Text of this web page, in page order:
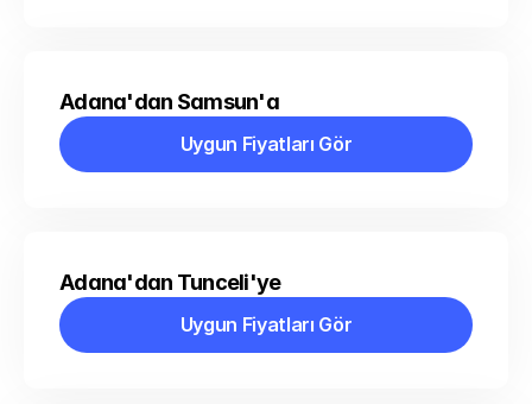
Adana'dan Samsun'a
Uygun Fiyatları Gör
Uygun Fiyatları Gör
Adana'dan Tunceli'ye
Uygun Fiyatları Gör
Uygun Fiyatları Gör